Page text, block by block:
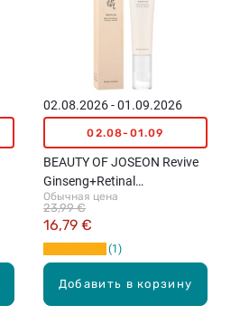
Добавить в корзину
02.08.2026 - 01.09.2026
02.08-01.09
BEAUTY OF JOSEON Revive
Ginseng+Retinal
омолаживающая
сыворотка для области
Обычная цена
16,79 €
23,99 €
1